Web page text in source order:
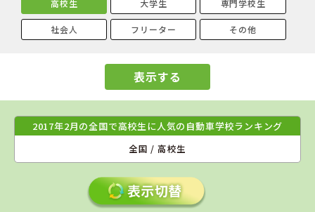
高校生 大学生 専門学校生
社会人 フリーター その他
表示する
2017年2月の全国で高校生に人気の自動車学校ランキング
全国 / 高校生